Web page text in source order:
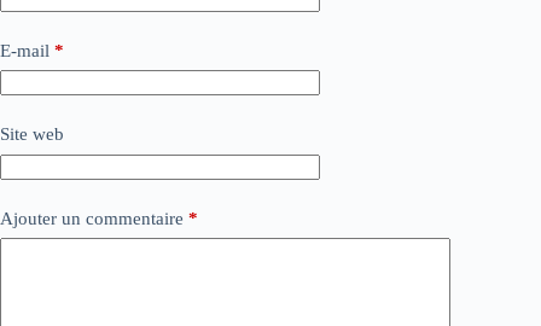
E-mail *
Site web
Ajouter un commentaire *